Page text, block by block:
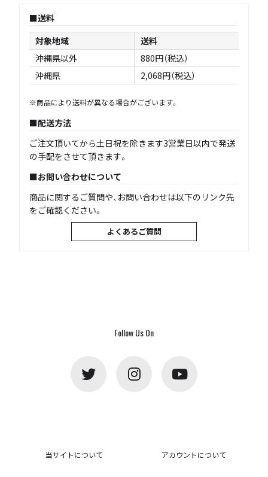
送料
対象地域
送料
沖縄県以外
880円（税込）
沖縄県
2,068円（税込）
※商品により送料が異なる場合がございます。
配送方法
ご注文頂いてから土日祝を除きます3営業日以内で発送
の手配をさせて頂きます。
お問い合わせについて
商品に関するご質問や、お問い合わせは以下のリンク先
をご確認ください。
よくあるご質問
Follow Us On
当サイトについて アカウントについて